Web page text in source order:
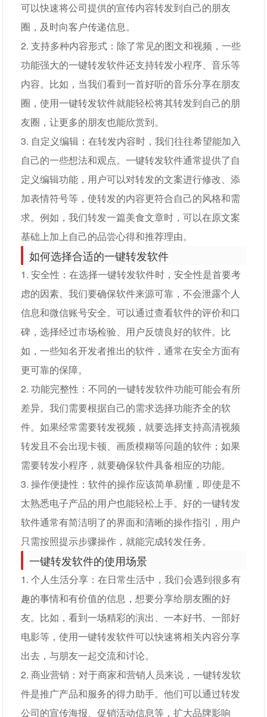
可以快速将公司提供的宣传内容转发到自己的朋友
圈，及时向客户传递信息。
2. 支持多种内容形式：除了常见的图文和视频，一些
功能强大的一键转发软件还支持转发小程序、音乐等
内容。比如，当我们看到一首好听的音乐分享在朋友
圈，使用一键转发软件就能轻松将其转发到自己的朋
友圈，让更多的朋友也能欣赏到。
3. 自定义编辑：在转发内容时，我们往往希望能加入
自己的一些想法和观点。一键转发软件通常提供了自
定义编辑功能，用户可以对转发的文案进行修改、添
加表情符号等，使转发的内容更符合自己的风格和需
求。例如，我们转发一篇美食文章时，可以在原文案
基础上加上自己的品尝心得和推荐理由。
如何选择合适的一键转发软件
1. 安全性：在选择一键转发软件时，安全性是首要考
虑的因素。我们要确保软件来源可靠，不会泄露个人
信息和微信账号安全。可以通过查看软件的评价和口
碑，选择经过市场检验、用户反馈良好的软件。比
如，一些知名开发者推出的软件，通常在安全方面有
更可靠的保障。
2. 功能完整性：不同的一键转发软件功能可能会有所
差异。我们需要根据自己的需求选择功能齐全的软
件。如果经常需要转发视频，就要选择支持高清视频
转发且不会出现卡顿、画质模糊等问题的软件；如果
需要转发小程序，就要确保软件具备相应的功能。
3. 操作便捷性：软件的操作应该简单易懂，即使是不
太熟悉电子产品的用户也能轻松上手。好的一键转发
软件通常有简洁明了的界面和清晰的操作指引，用户
只需按照提示步骤操作，就能完成转发任务。
一键转发软件的使用场景
1. 个人生活分享：在日常生活中，我们会遇到很多有
趣的事情和有价值的信息，想要分享给朋友圈的好
友。比如，看到一场精彩的演出、一本好书、一部好
电影等，使用一键转发软件可以快速将相关内容分享
出去，与朋友一起交流和讨论。
2. 商业营销：对于商家和营销人员来说，一键转发软
件是推广产品和服务的得力助手。他们可以通过转发
公司的宣传海报、促销活动信息等，扩大品牌影响